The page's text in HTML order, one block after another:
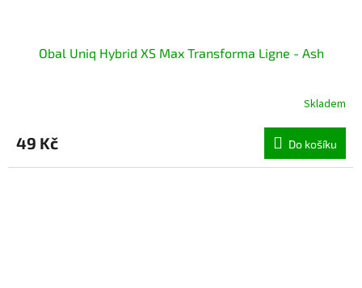
Obal Uniq Hybrid XS Max Transforma Ligne - Ash
Skladem
49 Kč Do košíku